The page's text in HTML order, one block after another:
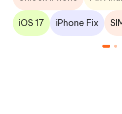
iOS 17 iPhone Fix